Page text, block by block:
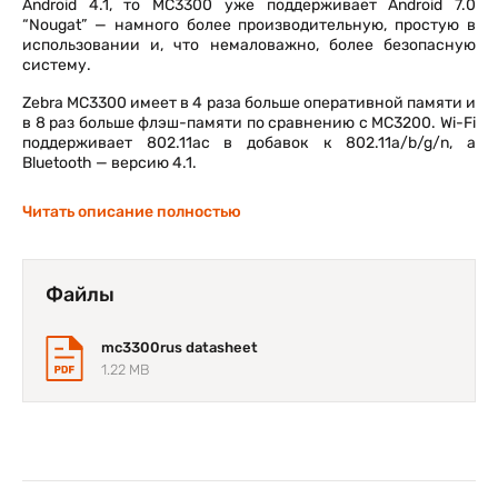
Android 4.1, то MC3300 уже поддерживает Android 7.0
“Nougat” — намного более производительную, простую в
использовании и, что немаловажно, более безопасную
систему.
Zebra MC3300 имеет в 4 раза больше оперативной памяти и
в 8 раз больше флэш-памяти по сравнению с MC3200. Wi-Fi
поддерживает 802.11ac в добавок к 802.11a/b/g/n, а
Bluetooth — версию 4.1.
MC3200 оснащался маленьким 3” экраном с разрешением
пикселей.
С увеличением экрана немного изменился форм-фактор
немного толще (1,35” против 1”). Большинство
периферийных устройств, работавших с MC3200, будут
работать и с MC3300.
стандартная, вращающаяся, в стиле ручки пистолета и
Читать описание полностью
Файлы
mc3300rus datasheet
1.22 MB